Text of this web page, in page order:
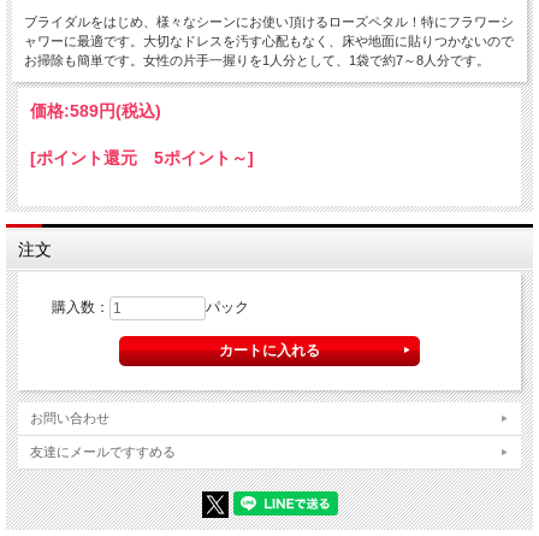
ブライダルをはじめ、様々なシーンにお使い頂けるローズペタル！特にフラワーシ
ャワーに最適です。大切なドレスを汚す心配もなく、床や地面に貼りつかないので
お掃除も簡単です。女性の片手一握りを1人分として、1袋で約7～8人分です。
価格:589円(税込)
[ポイント還元 5ポイント～]
注文
購入数： パック
お問い合わせ
友達にメールですすめる